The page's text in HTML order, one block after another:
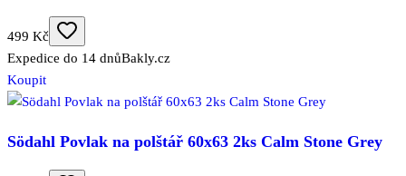
499 Kč
Expedice do 14 dnůBakly.cz
Koupit
Södahl Povlak na polštář 60x63 2ks Calm Stone Grey